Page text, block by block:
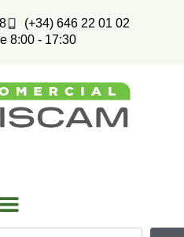
(+34) 646 22 01 02
8:00 - 17:30